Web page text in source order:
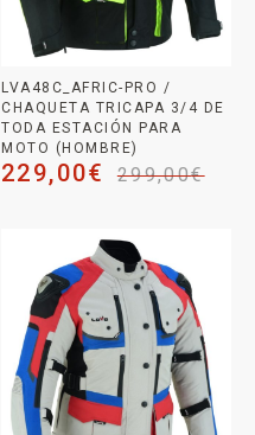
LVA48C_AFRIC-PRO /
CHAQUETA TRICAPA 3/4 DE
TODA ESTACIÓN PARA
MOTO (HOMBRE)
299,00€
229,00€